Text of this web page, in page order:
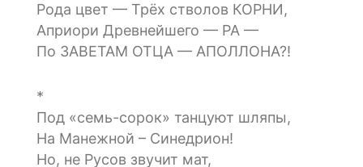
Рода цвет — Трёх стволов КОРНИ,
Априори Древнейшего — РА —
По ЗАВЕТАМ ОТЦА — АПОЛЛОНА?!
*
Под «семь-сорок» танцуют шляпы,
На Манежной – Синедрион!
Но, не Русов звучит мат,